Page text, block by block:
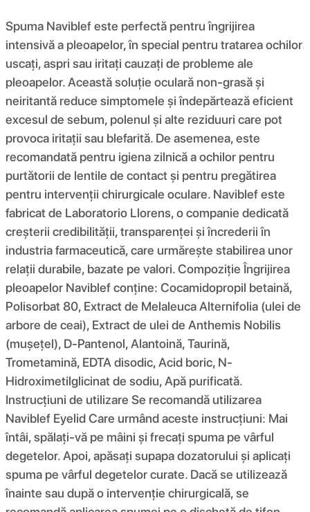
Spuma Naviblef este perfectă pentru îngrijirea
intensivă a pleoapelor, în special pentru tratarea ochilor
uscați, aspri sau iritați cauzați de probleme ale
pleoapelor. Această soluție oculară non-grasă și
neiritantă reduce simptomele și îndepărtează eficient
excesul de sebum, polenul și alte reziduuri care pot
provoca iritații sau blefarită. De asemenea, este
recomandată pentru igiena zilnică a ochilor pentru
purtătorii de lentile de contact și pentru pregătirea
pentru intervenții chirurgicale oculare. Naviblef este
fabricat de Laboratorio Llorens, o companie dedicată
creșterii credibilității, transparenței și încrederii în
industria farmaceutică, care urmărește stabilirea unor
relații durabile, bazate pe valori. Compoziţie Îngrijirea
pleoapelor Naviblef conține: Cocamidopropil betaină,
Polisorbat 80, Extract de Melaleuca Alternifolia (ulei de
arbore de ceai), Extract de ulei de Anthemis Nobilis
(mușețel), D-Pantenol, Alantoină, Taurină,
Trometamină, EDTA disodic, Acid boric, N-
Hidroximetilglicinat de sodiu, Apă purificată.
Instrucțiuni de utilizare Se recomandă utilizarea
Naviblef Eyelid Care urmând aceste instrucțiuni: Mai
întâi, spălați-vă pe mâini și frecați spuma pe vârful
degetelor. Apoi, apăsați supapa dozatorului și aplicați
spuma pe vârful degetelor curate. Dacă se utilizează
înainte sau după o intervenție chirurgicală, se